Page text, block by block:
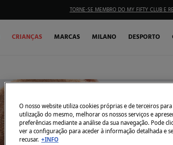
TORNE-SE MEMBRO DO MY FIFTY CLUB E
CRIANÇAS MARCAS MILANO DESPORTO
O nosso website utiliza cookies próprias e de terceiros
utilização do mesmo, melhorar os nossos serviços e
preferências mediante a análise da sua navegação. Pode
ver a configuração para aceder à informação detalhada e
recusar. +INFO